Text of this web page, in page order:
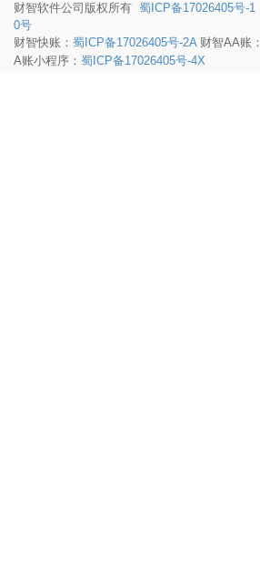
财智软件公司版权所有 蜀ICP备17026405号-1
0号
财智快账： 蜀ICP备17026405号-2A财智AA账：
A账小程序： 蜀ICP备17026405号-4X